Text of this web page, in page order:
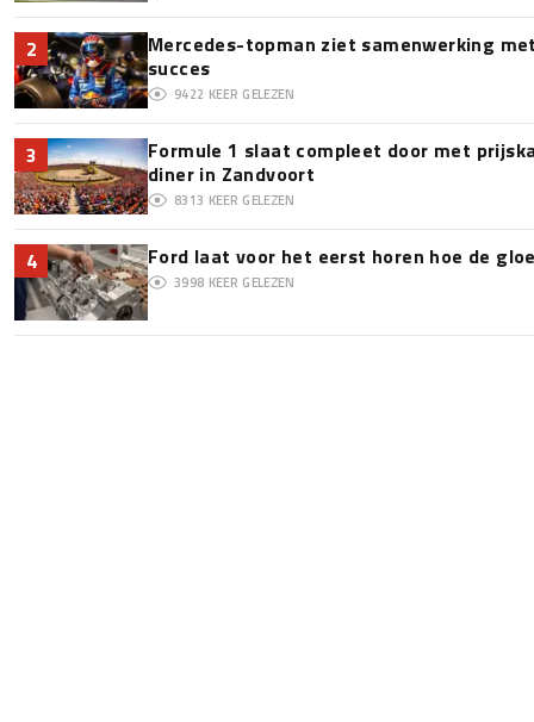
2
Mercedes-topman ziet samenwerking
succes
9422 KEER GELEZEN
3
Formule 1 slaat compleet door met
diner in Zandvoort
8313 KEER GELEZEN
4 Ford laat voor het eerst horen hoe de
3998 KEER GELEZEN